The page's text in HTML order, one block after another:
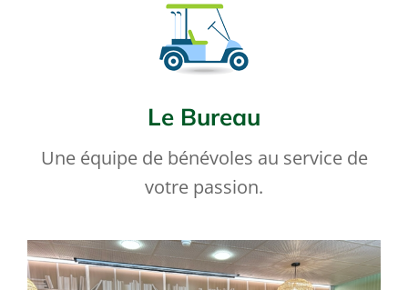
Le Bureau
Une équipe de bénévoles au service de
votre passion.